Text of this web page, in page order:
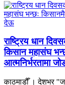
राष्ट्रिय धान
किसान महासंघ
आत्मनिर्भरतामा
काठमाडौँ । देशभर